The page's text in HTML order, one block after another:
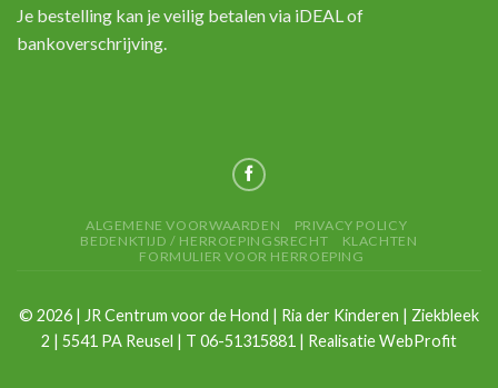
Je bestelling kan je veilig betalen via iDEAL of
bankoverschrijving.
ALGEMENE VOORWAARDEN
PRIVACY POLICY
BEDENKTIJD / HERROEPINGSRECHT
KLACHTEN
FORMULIER VOOR HERROEPING
© 2026 | JR Centrum voor de Hond | Ria der Kinderen | Ziekbleek
2 | 5541 PA Reusel | T 06-51315881 | RealisatieWebProfit